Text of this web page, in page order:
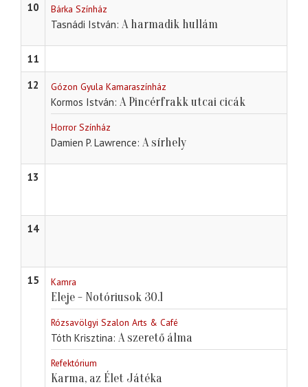
10 Bárka Színház
Tasnádi István A harmadik hullám
11
12
Gózon Gyula Kamaraszínház
Kormos István A Pincérfrakk utcai cicák
Horror Színház
Damien P. Lawrence A sírhely
13
14
15 Kamra
Eleje - Notóriusok 30.1
Rózsavölgyi Szalon Arts & Café
Tóth Krisztina A szerető álma
Refektórium
Karma, az Élet Játéka